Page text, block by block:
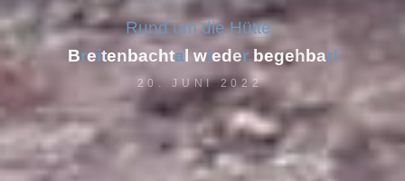
Rund um die Hütte
Breitenbachtal wieder begehbar!
20. JUNI 2022